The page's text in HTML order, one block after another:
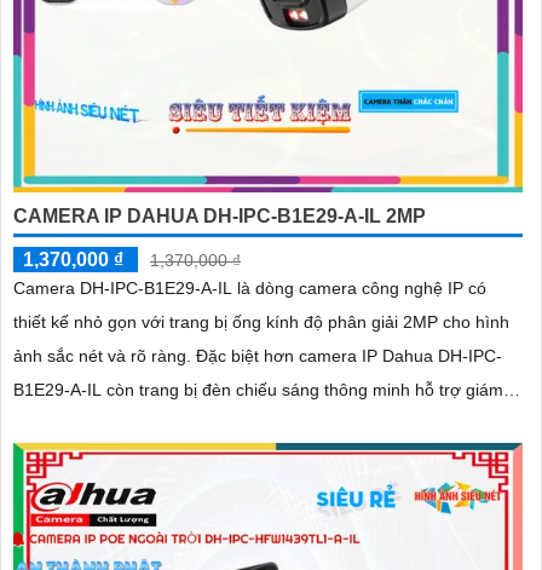
CAMERA IP DAHUA DH-IPC-B1E29-A-IL 2MP
1,370,000 ₫
1,370,000 ₫
Camera DH-IPC-B1E29-A-IL là dòng camera công nghệ IP có
thiết kế nhỏ gọn với trang bị ống kính độ phân giải 2MP cho hình
ảnh sắc nét và rõ ràng. Đặc biệt hơn camera IP Dahua DH-IPC-
B1E29-A-IL còn trang bị đèn chiếu sáng thông minh hỗ trợ giám